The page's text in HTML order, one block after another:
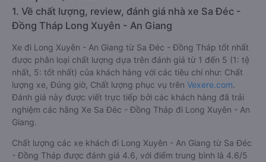
1. Về chất lượng, review, đánh giá nhà xe Sa Đéc -
Đồng Tháp Long Xuyên - An Giang
Xe đi Long Xuyên - An Giang từ Sa Đéc - Đồng Tháp tốt nhất
được phân loại chất lượng dựa trên đánh giá từ 1 đến 5 (1: tệ
nhất, 5: tốt nhất) của khách hàng với các tiêu chí như: Chất
lượng xe, Đúng giờ, Chất lượng phục vụ trên Vexere.com.
Đánh giá này được viết trực tiếp bởi các khách hàng đã trải
nghiệm các hãng Xe Sa Đéc - Đồng Tháp đi Long Xuyên - An
Giang.
Chất lượng các xe khách đi Long Xuyên - An Giang từ Sa Đéc
- Đồng Tháp được đánh giá 4.6, với điểm trung bình là 4.6/5